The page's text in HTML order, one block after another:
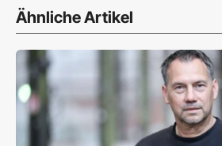
Ähnliche Artikel